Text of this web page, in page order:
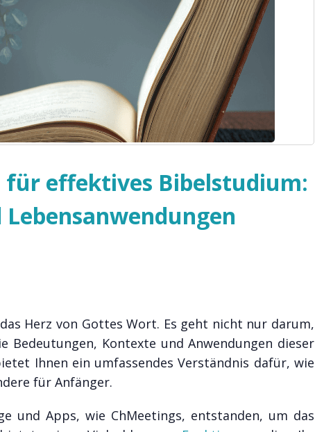
für effektives Bibelstudium:
Herz von Gottes Wort. Es geht nicht nur darum,
Kontexte und Anwendungen dieser
Ihnen ein umfassendes Verständnis dafür, wie
für Anfänger.
und Apps, wie ChMeetings, entstanden, um das